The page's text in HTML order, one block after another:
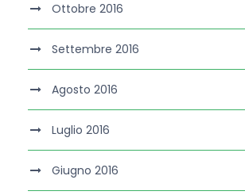
Ottobre 2016
Settembre 2016
Agosto 2016
Luglio 2016
Giugno 2016